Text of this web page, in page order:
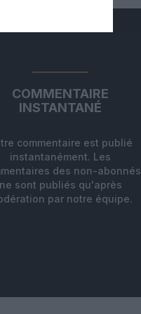
COMMENTAIRE
INSTANTANÉ
commentaire est publié
instantanément. Les
des non-abonnés
ne sont publiés qu'après
par notre équipe.